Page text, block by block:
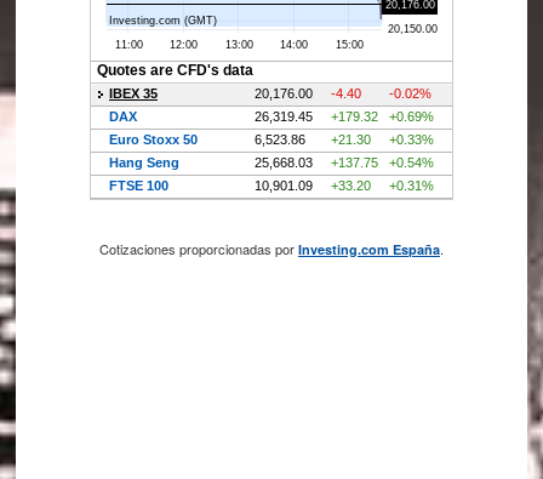
Cotizaciones proporcionadas por Investing.com España.